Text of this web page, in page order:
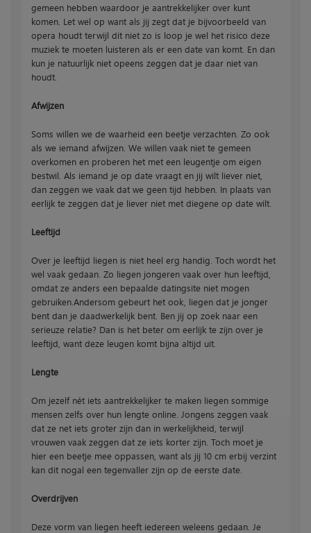
gemeen hebben waardoor je aantrekkelijker over kunt
komen. Let wel op want als jij zegt dat je bijvoorbeeld van
opera houdt terwijl dit niet zo is loop je wel het risico deze
muziek te moeten luisteren als er een date van komt. En dan
kun je natuurlijk niet opeens zeggen dat je daar niet van
houdt.
Afwijzen
Soms willen we de waarheid een beetje verzachten. Zo ook
als we iemand afwijzen. We willen vaak niet te gemeen
overkomen en proberen het met een leugentje om eigen
bestwil. Als iemand je op date vraagt en jij wilt liever niet,
dan zeggen we vaak dat we geen tijd hebben. In plaats van
eerlijk te zeggen dat je liever niet met diegene op date wilt.
Leeftijd
Over je leeftijd liegen is niet heel erg handig. Toch wordt het
wel vaak gedaan. Zo liegen jongeren vaak over hun leeftijd,
omdat ze anders een bepaalde datingsite niet mogen
gebruiken.Andersom gebeurt het ook, liegen dat je jonger
bent dan je daadwerkelijk bent. Ben jij op zoek naar een
serieuze relatie? Dan is het beter om eerlijk te zijn over je
leeftijd, want deze leugen komt bijna altijd uit.
Lengte
Om jezelf nét iets aantrekkelijker te maken liegen sommige
mensen zelfs over hun lengte online. Jongens zeggen vaak
dat ze net iets groter zijn dan in werkelijkheid, terwijl
vrouwen vaak zeggen dat ze iets korter zijn. Toch moet je
hier een beetje mee oppassen, want als jij 10 cm erbij verzint
kan dit nogal een tegenvaller zijn op de eerste date.
Overdrijven
Deze vorm van liegen heeft iedereen weleens gedaan. Je